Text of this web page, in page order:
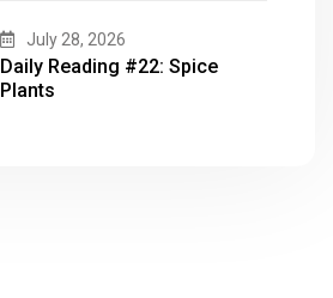
July 28, 2026
Daily Reading #22: Spice
Plants